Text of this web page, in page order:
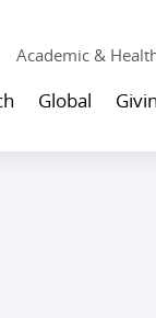
Academic &
Global